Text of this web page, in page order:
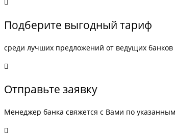
Подберите выгодный тариф
среди лучших предложений от ведущих банков
Отправьте заявку
Менеджер банка свяжется с Вами по